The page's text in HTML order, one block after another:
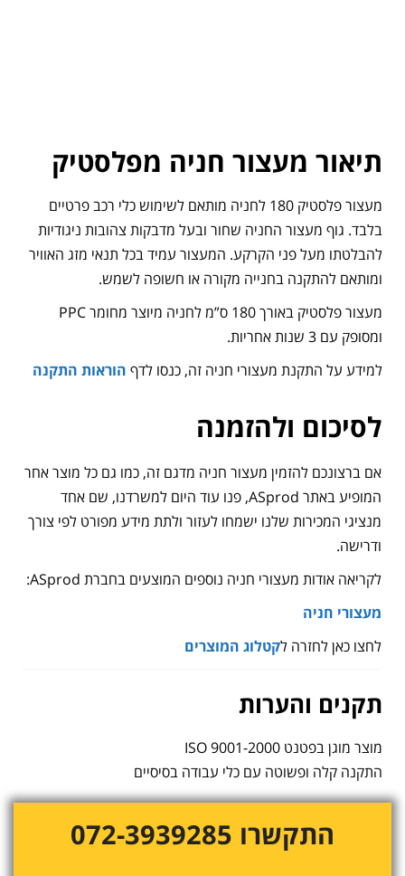
תיאור מעצור חניה מפלסטיק
מעצור פלסטיק 180 לחניה מותאם לשימוש כלי רכב פרטיים
בלבד. גוף מעצור החניה שחור ובעל מדבקות צהובות ניגודיות
להבלטתו מעל פני הקרקע. המעצור עמיד בכל תנאי מזג האוויר
ומותאם להתקנה בחנייה מקורה או חשופה לשמש.
מעצור פלסטיק באורך 180 ס”מ לחניה מיוצר מחומר PPC
ומסופק עם 3 שנות אחריות.
למידע על התקנת מעצורי חניה זה, כנסו לדף הוראות התקנה
לסיכום ולהזמנה
אם ברצונכם להזמין מעצור חניה מדגם זה, כמו גם כל מוצר אחר
המופיע באתר ASprod, פנו עוד היום למשרדנו, שם אחד
מנציגי המכירות שלנו ישמחו לעזור ולתת מידע מפורט לפי צורך
ודרישה.
לקריאה אודות מעצורי חניה נוספים המוצעים בחברת ASprod:
מעצורי חניה
לחצו כאן לחזרה לקטלוג המוצרים
תקנים והערות
מוצר מוגן בפטנט 9001-2000 ISO
התקנה קלה ופשוטה עם כלי עבודה בסיסיים
התקשרו 072-3939285